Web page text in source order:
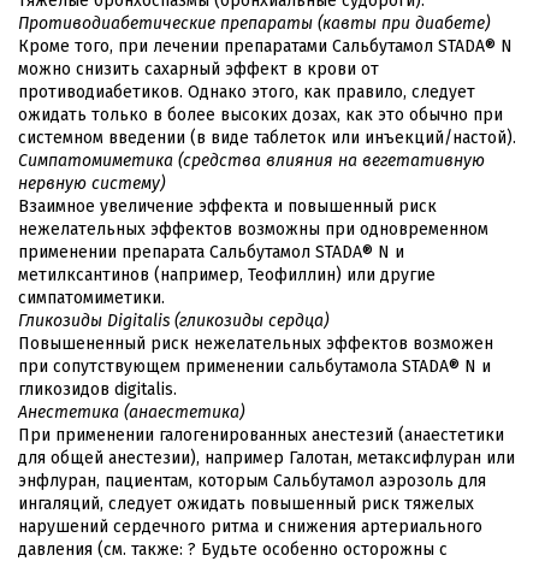
Противодиабетические препараты (кавты при диабете)
Кроме того, при лечении препаратами Сальбутамол STADA® N
можно снизить сахарный эффект в крови от
противодиабетиков. Однако этого, как правило, следует
ожидать только в более высоких дозах, как это обычно при
системном введении (в виде таблеток или инъекций/настой).
Симпатомиметика (средства влияния на вегетативную
нервную систему)
Взаимное увеличение эффекта и повышенный риск
нежелательных эффектов возможны при одновременном
применении препарата Сальбутамол STADA® N и
метилксантинов (например, Теофиллин) или другие
симпатомиметики.
Гликозиды Digitalis (гликозиды сердца)
Повышененный риск нежелательных эффектов возможен
при сопутствующем применении сальбутамола STADA® N и
гликозидов digitalis.
Анестетика (анаестетика)
При применении галогенированных анестезий (анаестетики
для общей анестезии), например Галотан, метаксифлуран или
энфлуран, пациентам, которым Сальбутамол аэрозоль для
ингаляций, следует ожидать повышенный риск тяжелых
нарушений сердечного ритма и снижения артериального
давления (см. также: ? Будьте особенно осторожны с